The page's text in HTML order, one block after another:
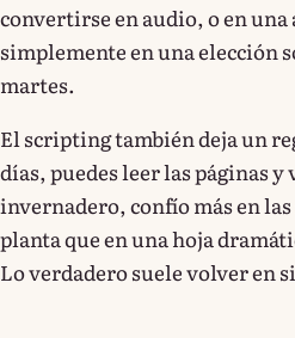
convertirse en audio, o en
simplemente en una elección
martes.
El scripting también deja un
días, puedes leer las páginas
invernadero, confío más en
planta que en una hoja
Lo verdadero suele volver en